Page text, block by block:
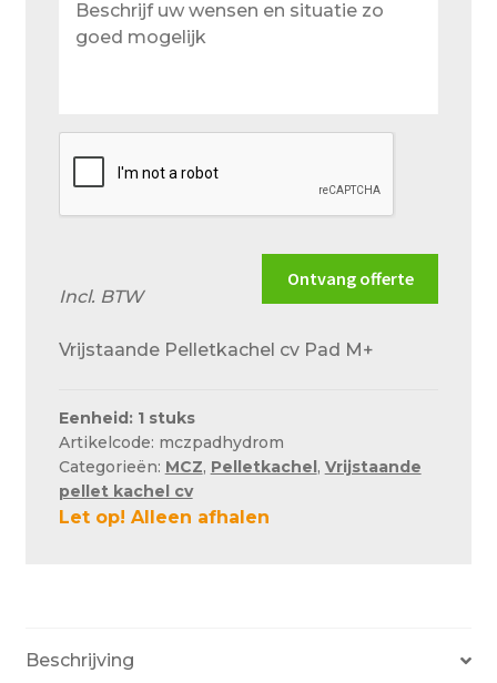
uw
wensen
Ontvang offerte
Incl. BTW
Vrijstaande Pelletkachel cv Pad M+
Eenheid: 1 stuks
Artikelcode: mczpadhydrom
Categorieën: MCZ, Pelletkachel, Vrijstaande
pellet kachel cv
Let op! Alleen afhalen
Beschrijving